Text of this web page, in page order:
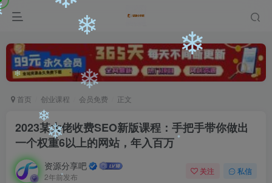
首页 创业课程 会员免费 正文
2023某大佬收费SEO新版课程：手把手带你做出
一个权重6以上的网站，年入百万
资源分享吧
2年前发布
关注 私信
❄
❄
❄ ❄
❄
❄
❄